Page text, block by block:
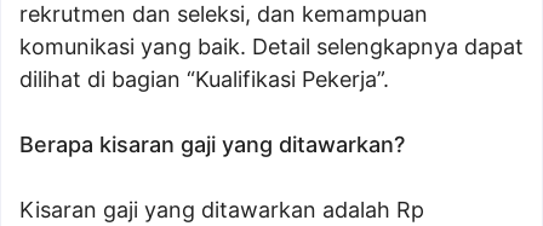
rekrutmen dan seleksi, dan kemampuan
komunikasi yang baik. Detail selengkapnya dapat
dilihat di bagian “Kualifikasi Pekerja”.
Berapa kisaran gaji yang ditawarkan?
Kisaran gaji yang ditawarkan adalah Rp